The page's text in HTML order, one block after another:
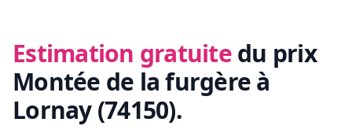
Estimation gratuite du prix
Montée de la furgère à
Lornay (74150).